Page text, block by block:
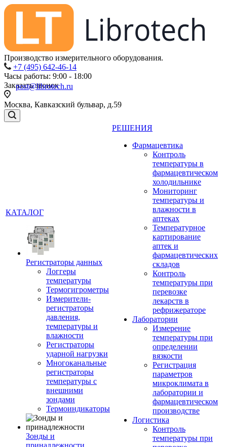
Производство измерительного оборудования.
+7 (495) 642-46-14
Часы работы: 9:00 - 18:00
post@librotech.ru
Заказать звонок
Москва, Кавказский бульвар, д.59
КАТАЛОГ
Регистраторы данных
Логгеры
температуры
Термогигрометры
Измерители-
регистраторы
давления,
температуры и
влажности
Регистраторы
ударной нагрузки
Многоканальные
регистраторы
температуры с
внешними
зондами
Термоиндикаторы
Зонды и
принадлежности
РЕШЕНИЯ
Фармацевтика
Контроль
температуры в
фармацевтическом
холодильнике
Мониторинг
температуры и
влажности в
аптеках
Температурное
картирование
аптек и
фармацевтических
складов
Контроль
температуры при
перевозке
лекарств в
рефрижераторе
Лаборатории
Измерение
температуры при
определении
вязкости
Регистрация
параметров
микроклимата в
лаборатории и
фармацевтическом
производстве
Логистика
Контроль
температуры при